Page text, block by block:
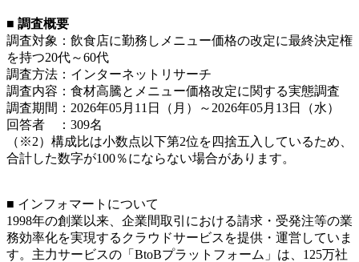
■ 調査概要
調査対象：飲食店に勤務しメニュー価格の改定に最終決定権
を持つ20代～60代
調査方法：インターネットリサーチ
調査内容：食材高騰とメニュー価格改定に関する実態調査
調査期間：2026年05月11日（月）～2026年05月13日（水）
回答者 ：309名
（※2）構成比は小数点以下第2位を四捨五入しているため、
合計した数字が100％にならない場合があります。
■ インフォマートについて
1998年の創業以来、企業間取引における請求・受発注等の業
務効率化を実現するクラウドサービスを提供・運営していま
す。主力サービスの「BtoBプラットフォーム」は、125万社